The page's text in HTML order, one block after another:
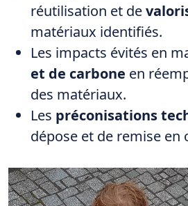
réutilisation et de
matériaux identifiés.
Les impacts évités en
et de carbone en
des matériaux.
Les préconisations
dépose et de remise en